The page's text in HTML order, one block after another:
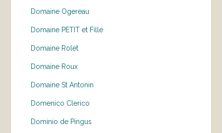
Domaine Ogereau
Domaine PETIT et Fille
Domaine Rolet
Domaine Roux
Domaine St Antonin
Domenico Clerico
Dominio de Pingus